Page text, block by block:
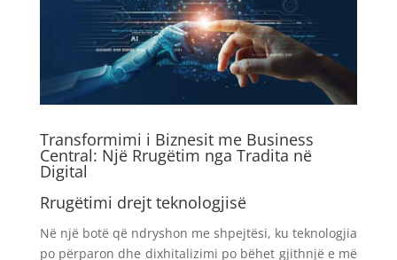
Transformimi i Biznesit me Business
Central: Një Rrugëtim nga Tradita në
Digital
Rrugëtimi drejt teknologjisë
Në një botë që ndryshon me shpejtësi, ku teknologjia
po përparon dhe dixhitalizimi po bëhet gjithnjë e më